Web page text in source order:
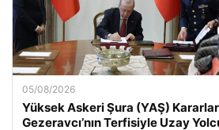
05/08/2026
Yüksek Askeri Şura (YAŞ)
Gezeravcı’nın Terfisiyle Uzay